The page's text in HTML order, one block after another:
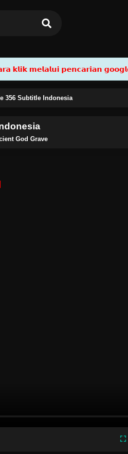
𝗸𝗹𝗶𝗸 𝗺𝗲𝗹𝗮𝗹𝘂𝗶 𝗽𝗲𝗻𝗰𝗮𝗿𝗶𝗮𝗻
356 Subtitle Indonesia
God Grave